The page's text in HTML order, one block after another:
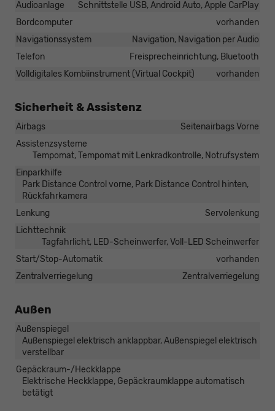
Audioanlage
Schnittstelle USB, Android Auto, Apple CarPlay
Bordcomputer
vorhanden
Navigationssystem
Navigation, Navigation per Audio
Telefon
Freisprecheinrichtung, Bluetooth
Volldigitales Kombiinstrument (Virtual Cockpit)
vorhanden
Sicherheit & Assistenz
Airbags
Seitenairbags Vorne
Assistenzsysteme
Tempomat, Tempomat mit Lenkradkontrolle, Notrufsystem
Einparkhilfe
Park Distance Control vorne, Park Distance Control hinten,
Rückfahrkamera
Lenkung
Servolenkung
Lichttechnik
Tagfahrlicht, LED-Scheinwerfer, Voll-LED Scheinwerfer
Start/Stop-Automatik
vorhanden
Zentralverriegelung
Zentralverriegelung
Außen
Außenspiegel
Außenspiegel elektrisch anklappbar, Außenspiegel elektrisch
verstellbar
Gepäckraum-/Heckklappe
Elektrische Heckklappe, Gepäckraumklappe automatisch
betätigt